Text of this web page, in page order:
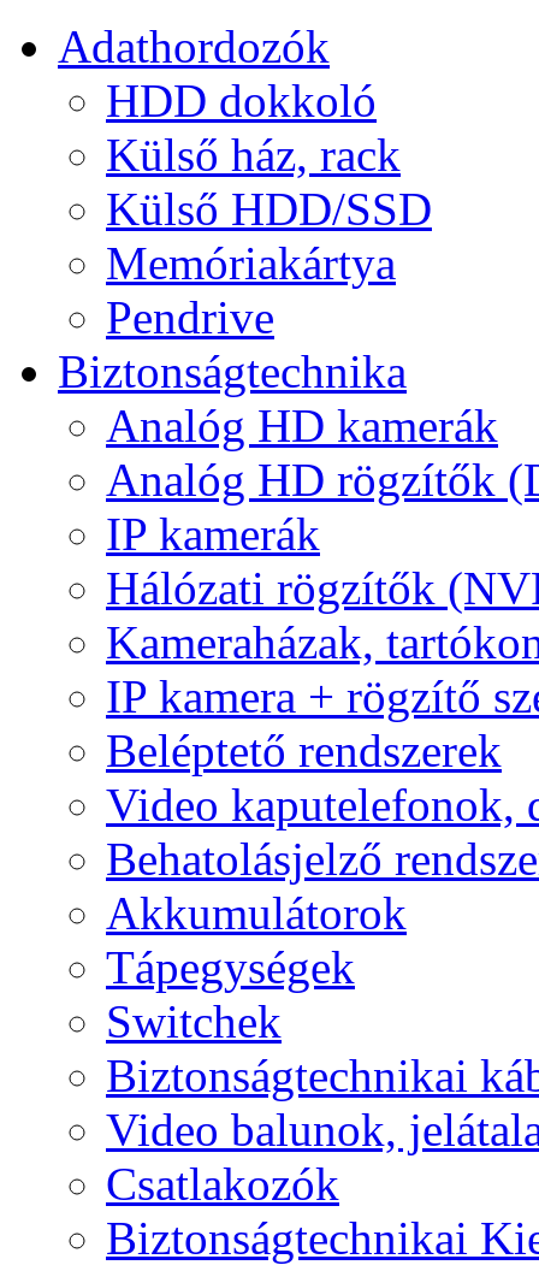
Adathordozók
HDD dokkoló
Külső ház, rack
Külső HDD/SSD
Memóriakártya
Pendrive
Biztonságtechnika
Analóg HD kamerák
Analóg HD rögzítők
IP kamerák
Hálózati rögzítők
Kameraházak,
IP kamera + rögzítő
Beléptető rendszerek
Video kaputelefonok,
Behatolásjelző
Akkumulátorok
Tápegységek
Switchek
Biztonságtechnikai
Video balunok,
Csatlakozók
Biztonságtechnikai